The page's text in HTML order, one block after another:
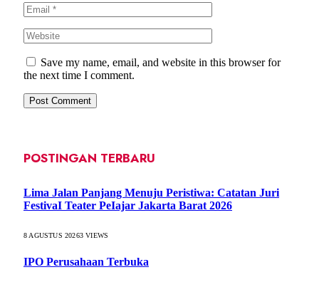
Save my name, email, and website in this browser for
the next time I comment.
POSTINGAN TERBARU
Lima Jalan Panjang Menuju Peristiwa: Catatan Juri
FestivaI Teater PeIajar Jakarta Barat 2026
8 AGUSTUS 20263VIEWS
IPO Perusahaan Terbuka